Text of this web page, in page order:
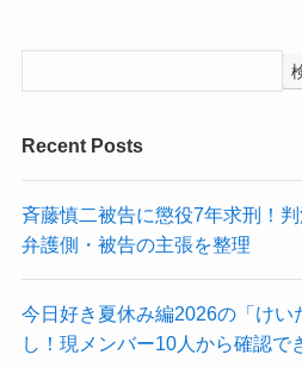
Recent Posts
斉藤慎二被告に懲役7年求刑！
弁護側・被告の主張を整理
今日好き夏休み編2026の「けい
し！現メンバー10人から確認で